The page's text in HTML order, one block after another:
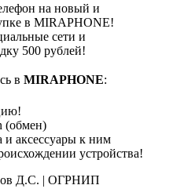
на новый и
в MIRAPHONE!
сети и
500 рублей!
в MIRAPHONE:
(обмен)
и аксессуары к ним
устройства!
Д.С. | ОГРНИП